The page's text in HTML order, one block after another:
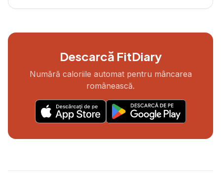
Descarcă FitDiary
Numără caloriile automat pentru mâncarea
românească.